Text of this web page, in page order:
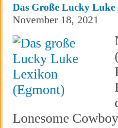
Das Große Lucky
November 18, 2021
Lonesome